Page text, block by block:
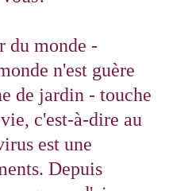
du monde -
n'est guère
de jardin - touche
c'est‑à-dire au
est une
Depuis